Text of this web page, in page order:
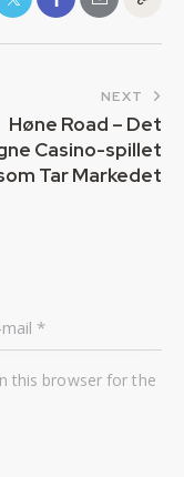
NEXT
Høne Road – Det
Casino-spillet
Tar Markedet
this browser for the